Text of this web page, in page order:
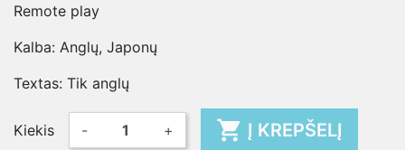
Remote play
Kalba: Anglų, Japonų
Textas: Tik anglų
Kiekis - +  Į KREPŠELĮ